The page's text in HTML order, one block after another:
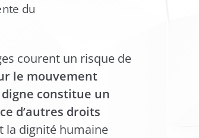
du
courent un risque de
le mouvement
constitue un
d’autres droits
la dignité humaine